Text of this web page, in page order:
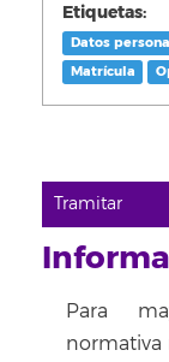
Etiquetas:
Datos
Matrícula
Tramitar
Para
normativa